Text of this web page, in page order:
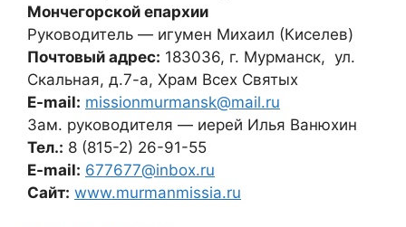
Мончегорской епархии
Руководитель — игумен Михаил (Киселев)
Почтовый адрес: 183036, г. Мурманск, ул.
Скальная, д.7-а, Храм Всех Святых
E-mail: missionmurmansk@mail.ru
Зам. руководителя — иерей Илья Ванюхин
Тел.: 8 (815-2) 26-91-55
E-mail: 677677@inbox.ru
Сайт: www.murmanmissia.ru